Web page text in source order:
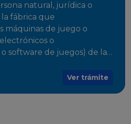
natural, jurídica o
fábrica que
máquinas de juego o
o
software de juegos) de las
Ver trámite